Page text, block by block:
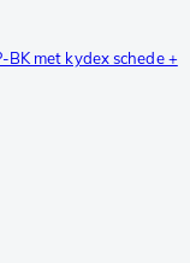
met kydex schede +